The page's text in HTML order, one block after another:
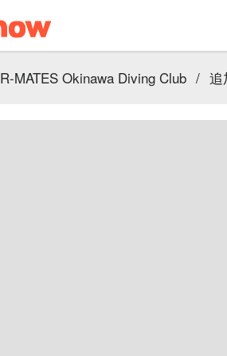
R-MATES Okinawa Diving Club / 追